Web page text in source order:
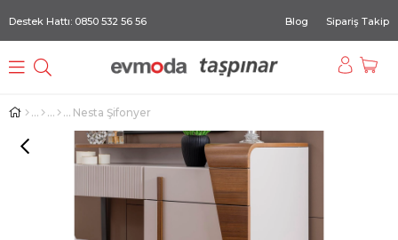
Destek Hattı: 0850 532 56 56 Blog Sipariş Takip
Nesta Şifonyer